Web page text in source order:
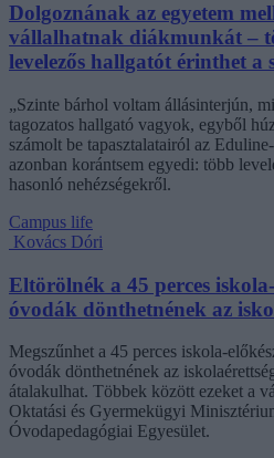
Dolgoznának az egyetem
vállalhatnak diákmunkát –
levelezős hallgatót érinthet a
„Szinte bárhol voltam állásinterjún,
tagozatos hallgató vagyok, egyből
számolt be tapasztalatairól az
azonban korántsem egyedi: több
hasonló nehézségekről.
Campus life
Kovács Dóri
Eltörölnék a 45 perces
óvodák dönthetnének az
Megszűnhet a 45 perces iskola-
óvodák dönthetnének az
átalakulhat. Többek között ezeket a
Oktatási és Gyermekügyi
Óvodapedagógiai Egyesület.